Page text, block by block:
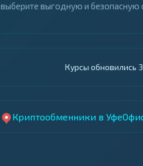
выберите выгодную и безопасную
Курсы обновились
Криптообменники в Уфе